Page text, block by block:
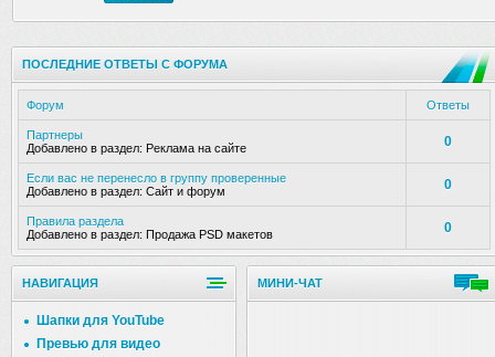
ПОСЛЕДНИЕ ОТВЕТЫ С ФОРУМА
Форум Ответы
Партнеры
Добавлено в раздел: Реклама на сайте 0
Если вас не перенесло в группу проверенные
Добавлено в раздел: Сайт и форум 0
Правила раздела
Добавлено в раздел: Продажа PSD макетов 0
НАВИГАЦИЯ
Шапки для YouTube
Превью для видео
МИНИ-ЧАТ